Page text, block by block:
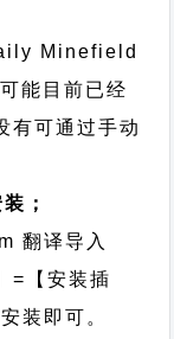
Minefield
能目前已经
有可通过手动
；
翻译导入
=【安装插
装即可。